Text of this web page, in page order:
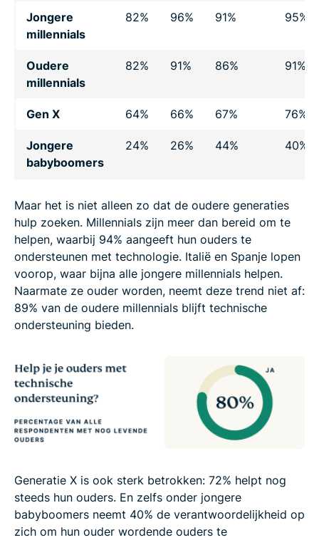
Jongere
millennials
82% 96% 91% 95%
Oudere
millennials
82% 91% 86% 91%
Gen X 64% 66% 67% 76%
Jongere
babyboomers
24% 26% 44% 40%
Maar het is niet alleen zo dat de oudere generaties
hulp zoeken. Millennials zijn meer dan bereid om te
helpen, waarbij 94% aangeeft hun ouders te
ondersteunen met technologie. Italië en Spanje lopen
voorop, waar bijna alle jongere millennials helpen.
Naarmate ze ouder worden, neemt deze trend niet af:
89% van de oudere millennials blijft technische
ondersteuning bieden.
Generatie X is ook sterk betrokken: 72% helpt nog
steeds hun ouders. En zelfs onder jongere
babyboomers neemt 40% de verantwoordelijkheid op
zich om hun ouder wordende ouders te